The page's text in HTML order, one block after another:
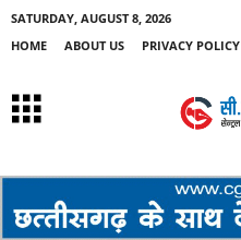
SATURDAY, AUGUST 8, 2026
HOME
ABOUT US PRIVACY POLICY